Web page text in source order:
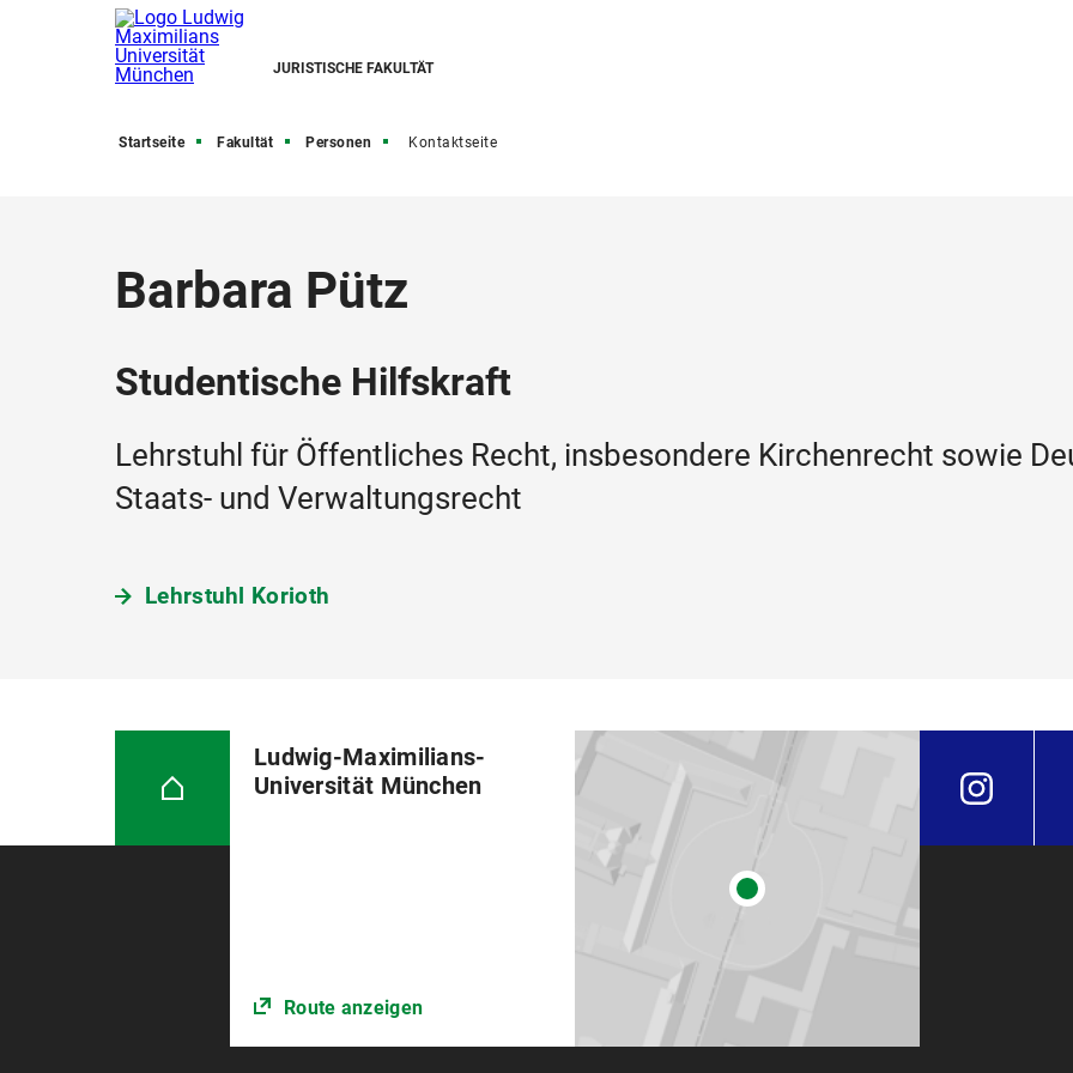
JURISTISCHE FAKULTÄT
Startseite Fakultät Personen Kontaktseite
Barbara Pütz
Studentische Hilfskraft
Lehrstuhl für Öffentliches Recht, insbesondere Kirchenrecht sowie
Staats- und Verwaltungsrecht
Lehrstuhl Korioth
Ludwig-Maximilians-
Universität München
Route anzeigen